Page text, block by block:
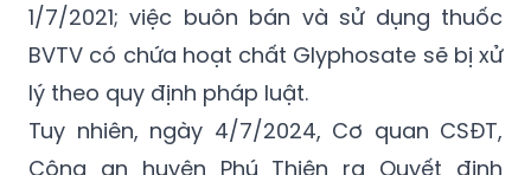
1/7/2021; việc buôn bán và sử dụng thuốc
BVTV có chứa hoạt chất Glyphosate sẽ bị xử
lý theo quy định pháp luật.
Tuy nhiên, ngày 4/7/2024, Cơ quan CSĐT,
Công an huyện Phú Thiện ra Quyết định